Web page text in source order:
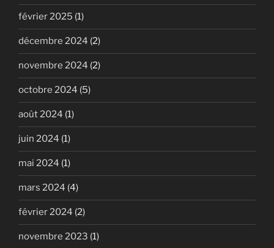
février 2025 (1)
décembre 2024 (2)
novembre 2024 (2)
octobre 2024 (5)
août 2024 (1)
juin 2024 (1)
mai 2024 (1)
mars 2024 (4)
février 2024 (2)
novembre 2023 (1)